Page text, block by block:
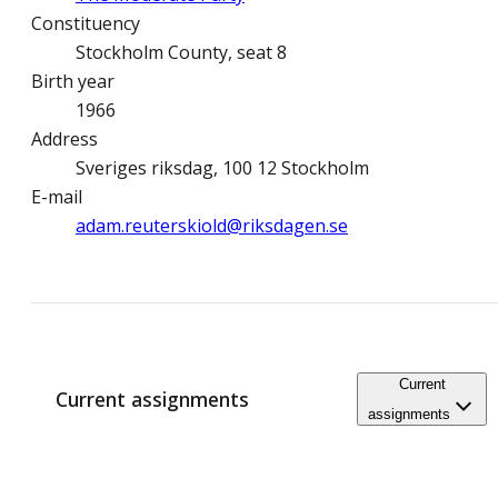
Constituency
Stockholm County, seat 8
Birth year
1966
Address
Sveriges riksdag, 100 12 Stockholm
E-mail
adam.reuterskiold@­riksdagen.se
Current assignments
Current
assignments